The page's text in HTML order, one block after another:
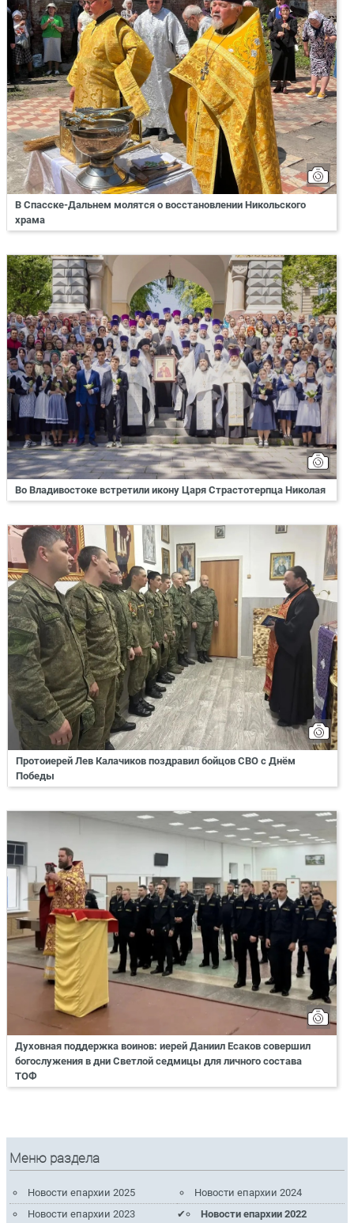
В Спасске-Дальнем молятся о восстановлении Никольского
храма
Во Владивостоке встретили икону Царя Страстотерпца Николая
Протоиерей Лев Калачиков поздравил бойцов СВО с Днём
Победы
Духовная поддержка воинов: иерей Даниил Есаков совершил
богослужения в дни Светлой седмицы для личного состава
ТОФ
Меню раздела
Новости епархии 2025
Новости епархии 2024
Новости епархии 2023
Новости епархии 2022